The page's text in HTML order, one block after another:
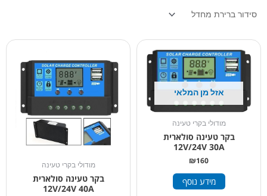
אזל מן המלאי
מודולי בקרי טעינה
בקר טעינה סולארית
12V/24V 30A
₪160
מידע נוסף
מודולי בקרי טעינה
בקר טעינה סולארית
12V/24V 40A